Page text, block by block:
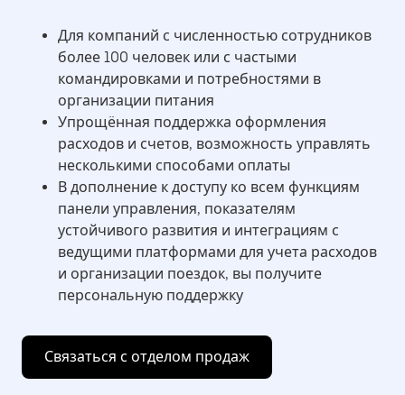
Для компаний с численностью сотрудников
более 100 человек или с частыми
командировками и потребностями в
организации питания
Упрощённая поддержка оформления
расходов и счетов, возможность управлять
несколькими способами оплаты
В дополнение к доступу ко всем функциям
панели управления, показателям
устойчивого развития и интеграциям с
ведущими платформами для учета расходов
и организации поездок, вы получите
персональную поддержку
Связаться с отделом продаж